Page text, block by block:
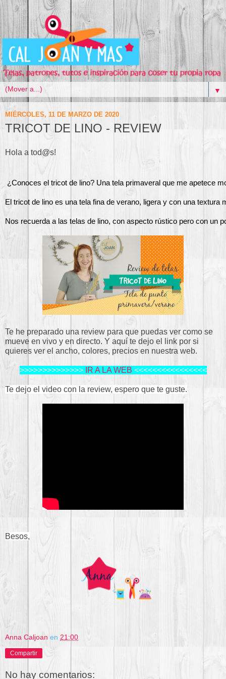
▼
MIÉRCOLES, 11 DE MARZO DE 2020
TRICOT DE LINO - REVIEW
Hola a tod@s!
¿Conoces el tricot de lino? Una tela primaveral que me apetece
El tricot de lino es una tela fina de verano, ligera y con una textura
Nos recuerda a las telas de lino, con aspecto rústico pero con un
Te he preparado una review para que puedas ver como se
mueve en vivo y en directo. Y aquí te dejo el link por si
quieres ver el ancho, colores, precios en nuestra web.
>>>>>>>>>>>>>> IR A LA WEB <<<<<<<<<<<<<<<<
Te dejo el video con la review, espero que te guste.
Besos,
Anna Caljoan en 21:00
Compartir
No hay comentarios: